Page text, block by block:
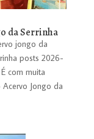
da Serrinha
jongo da
posts 2026-
com muita
Jongo da